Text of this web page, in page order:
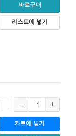
바로구매
리스트에 넣기
카트에 넣기